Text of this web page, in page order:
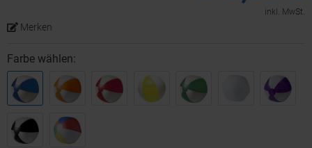
inkl. MwSt.
Merken
Farbe wählen: